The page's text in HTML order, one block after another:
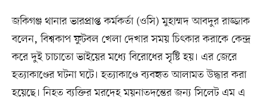
জকিগঞ্জ থানার ভারপ্রাপ্ত কর্মকর্তা (ওসি) মুহাম্মদ আবদুর রাজ্জাক
বলেন, বিশ্বকাপ ফুটবল খেলা দেখার সময় চিৎকার করাকে কেন্দ্র
করে দুই চাচাতো ভাইয়ের মধ্যে বিরোধের সৃষ্টি হয়। এর জেরে
হত্যাকাণ্ডের ঘটনা ঘটে। হত্যাকাণ্ডে ব্যবহৃত আলামত উদ্ধার করা
হয়েছে। নিহত ব্যক্তির মরদেহ ময়নাতদন্তের জন্য সিলেট এম এ